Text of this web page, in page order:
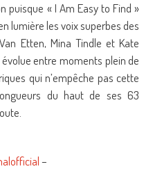
puisque « I Am Easy to Find »
lumière les voix superbes des
Etten, Mina Tindle et Kate
entre moments plein de
qui n’empêche pas cette
du haut de ses 63
–